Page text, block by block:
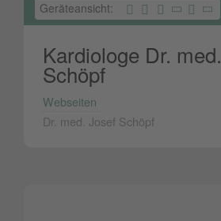
Geräteansicht:
Kardiologe Dr.
Schöpf
Webseiten
Dr. med. Josef Schöpf